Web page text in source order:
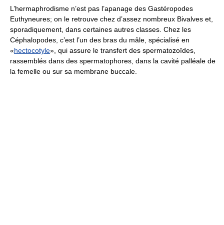
L’hermaphrodisme n’est pas l’apanage des Gastéropodes
Euthyneures; on le retrouve chez d’assez nombreux Bivalves et,
sporadiquement, dans certaines autres classes. Chez les
Céphalopodes, c’est l’un des bras du mâle, spécialisé en
«hectocotyle», qui assure le transfert des spermatozoïdes,
rassemblés dans des spermatophores, dans la cavité palléale de
la femelle ou sur sa membrane buccale.